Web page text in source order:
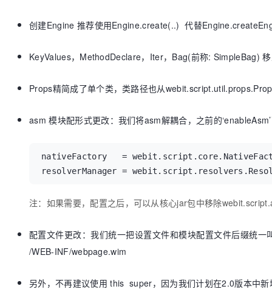
创建Engine 推荐使用Engine.create(..) 代替
KeyValues，MethodDeclare，Iter，Bag(前称: SimpleBag)
Props精简成了单个类，类路径也从
asm 模块配形式更改：我们将asm解耦合，之前的
nativeFactory   =
resolverManager =
注：如果需要，配置之后，可以从核心jar包中移除
配置文件更改：我们统一把设置文件和模块配置文件后缀统
/WEB-INF/webpage.wim
另外，不再建议使用 this super，因为我们计划在2.0版本中